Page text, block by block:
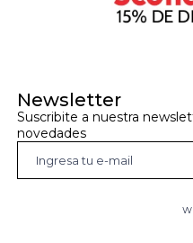
Newsletter
Suscribite a nuestra
novedades